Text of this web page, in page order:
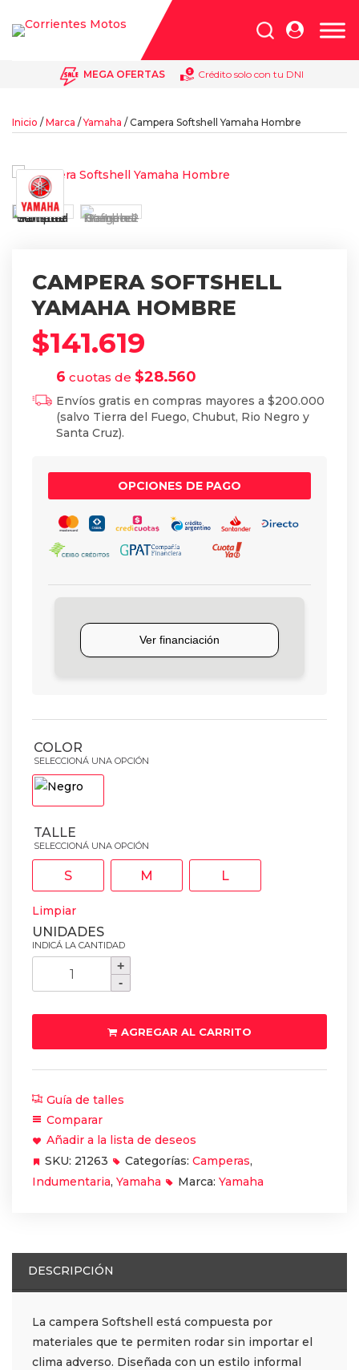
Búsqueda
de
MEGA OFERTAS Crédito solo con tu DNI
Inicio / Marca /Yamaha / Campera Softshell Yamaha Hombre
CAMPERA SOFTSHELL
YAMAHA HOMBRE
$141.619
6 cuotas de $28.560
COLOR
TALLE
S M L
Limpiar
cantidad
AGREGAR AL CARRITO
Guía de talles
Comparar
Añadir a la lista de deseos
SKU: 21263 Categorías: Camperas,
Indumentaria, Yamaha Marca: Yamaha
OPCIONES DE PAGO
Envíos gratis en compras mayores a $200.000
(salvo Tierra del Fuego, Chubut, Rio Negro y
Santa Cruz).
DESCRIPCIÓN
La campera Softshell está compuesta por
materiales que te permiten rodar sin importar el
clima adverso. Diseñada con un estilo informal